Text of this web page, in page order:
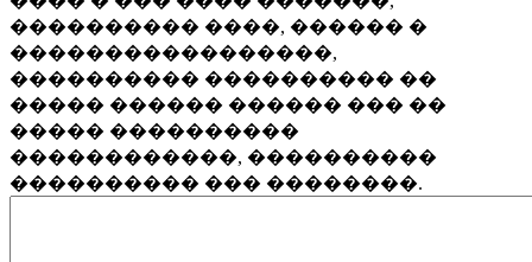
���������� ����, ������ �
�����������������,
���������� ���������� ��
����� ������ ������ ��� ��
����� ����������
������������, ����������
���������� ��� ��������.